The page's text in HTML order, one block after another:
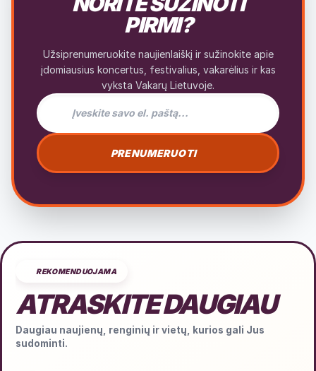
PIRMI?
Užsiprenumeruokite naujienlaiškį ir sužinokite apie
įdomiausius koncertus, festivalius, vakarėlius ir kas
vyksta Vakarų Lietuvoje.
El. pašto adresas naujienlaiškiui
PRENUMERUOTI
REKOMENDUOJAMA
ATRASKITE DAUGIAU
Daugiau naujienų, renginių ir vietų, kurios gali Jus
sudominti.